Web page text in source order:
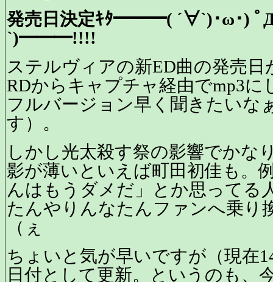
発売日決定ｷﾀ━━━( ´∀`)･ω･) ﾟД
`)━━━!!!!
ステルヴィアの新ED曲の発売日
RDからキャプチャ経由でmp3に
フルバージョン早く聞きたい
す）。
しかし光太殺す祭の影響でかな
影が薄いといえば町田初佳も。
んはもうダメだ」とか思ってる
たんやりんなたんファンへ乗り
（ぇ
ちょいと気が早いですが（現在
日付として更新。というのも、